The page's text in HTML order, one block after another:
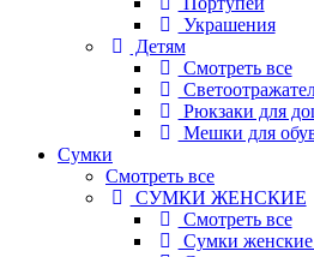
Украшения
Детям
Смотреть все
Рюкзаки для
Мешки для
Сумки
Смотреть все
СУМКИ ЖЕНСКИЕ
Смотреть все
Сумки женские